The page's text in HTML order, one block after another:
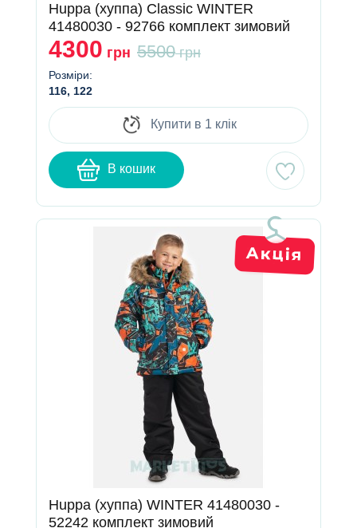
Huppa (хуппа) Classic WINTER
41480030 - 92766 комплект зимовий
4300 грн 5500грн
Розміри:
116, 122
Купити в 1 клік
В кошик
Huppa (хуппа) WINTER 41480030 -
52242 комплект зимовий